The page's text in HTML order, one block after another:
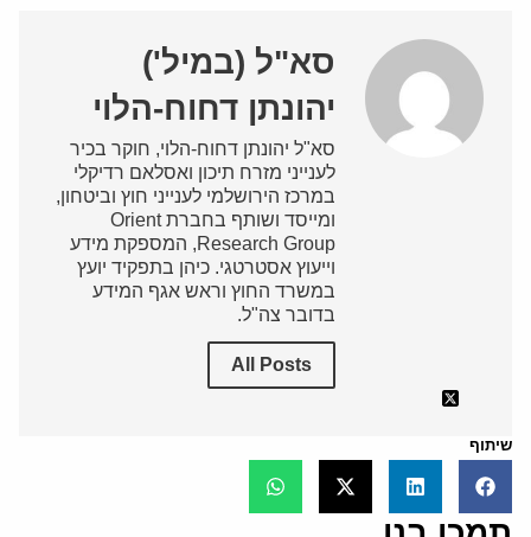
סא"ל (במיל')
יהונתן דחוח-הלוי
סא"ל יהונתן דחוח-הלוי, חוקר בכיר
לענייני מזרח תיכון ואסלאם רדיקלי
במרכז הירושלמי לענייני חוץ וביטחון,
ומייסד ושותף בחברת Orient
Research Group, המספקת מידע
וייעוץ אסטרטגי. כיהן בתפקיד יועץ
במשרד החוץ וראש אגף המידע
בדובר צה"ל.
All Posts
שיתוף